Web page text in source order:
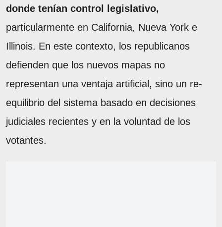
donde tenían control legislativo,
particularmente en California, Nueva York e
Illinois. En este contexto, los republicanos
defienden que los nuevos mapas no
representan una ventaja artificial, sino un re-
equilibrio del sistema basado en decisiones
judiciales recientes y en la voluntad de los
votantes.